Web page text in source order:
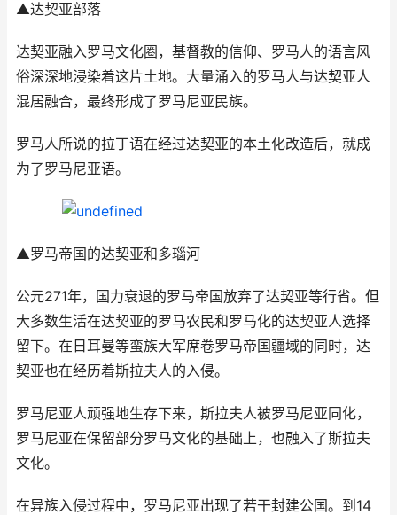
▲达契亚部落
达契亚融入罗马文化圈，基督教的信仰、罗马人的语言风
俗深深地浸染着这片土地。大量涌入的罗马人与达契亚人
混居融合，最终形成了罗马尼亚民族。
罗马人所说的拉丁语在经过达契亚的本土化改造后，就成
为了罗马尼亚语。
▲罗马帝国的达契亚和多瑙河
公元271年，国力衰退的罗马帝国放弃了达契亚等行省。但
大多数生活在达契亚的罗马农民和罗马化的达契亚人选择
留下。在日耳曼等蛮族大军席卷罗马帝国疆域的同时，达
契亚也在经历着斯拉夫人的入侵。
罗马尼亚人顽强地生存下来，斯拉夫人被罗马尼亚同化，
罗马尼亚在保留部分罗马文化的基础上，也融入了斯拉夫
文化。
在异族入侵过程中，罗马尼亚出现了若干封建公国。到14